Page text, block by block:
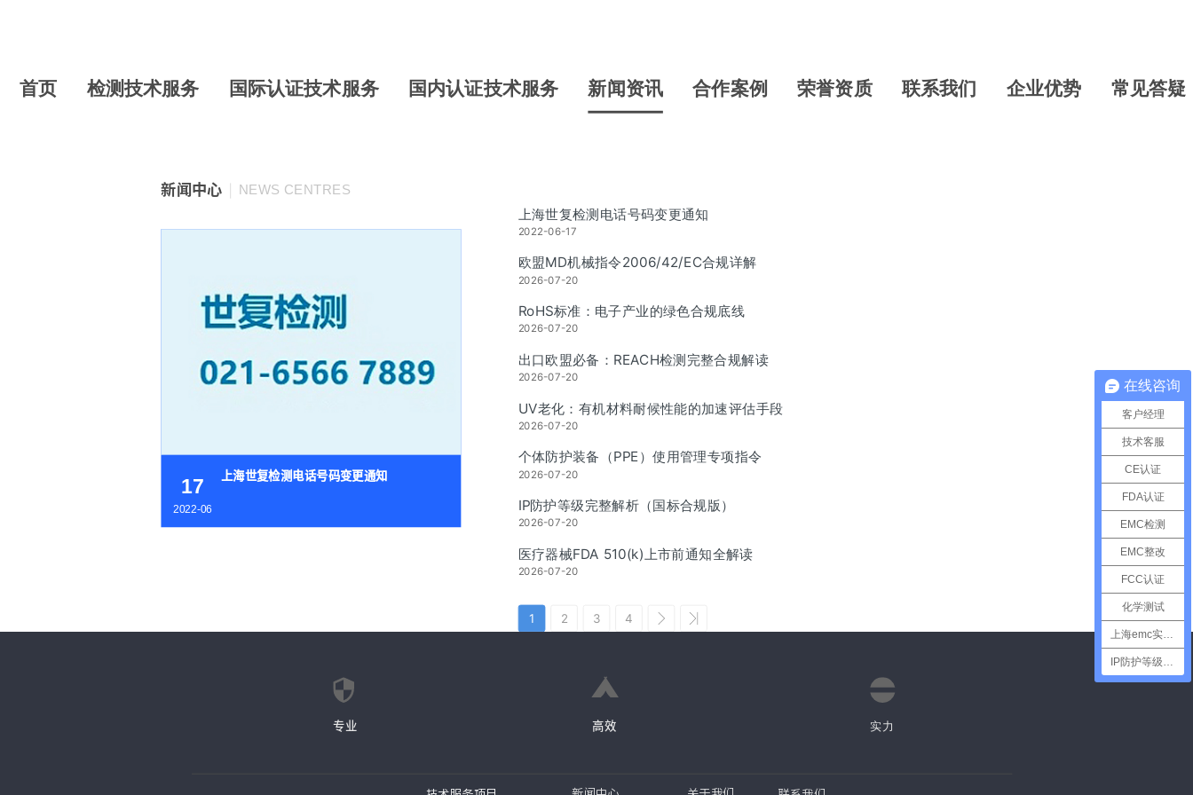
首页 检测技术服务 国际认证技术服务 国内认证技术服务 新闻资讯 合作案例 荣誉资质 联系我们 企业优势 常见答疑
NEWS CENTRES
新闻中心
上海世复检测电话号码变更通知
2022-06-17
欧盟MD机械指令2006/42/EC合规详解
2026-07-20
RoHS标准：电子产业的绿色合规底线
2026-07-20
出口欧盟必备：REACH检测完整合规解读
2026-07-20
UV老化：有机材料耐候性能的加速评估手段
2026-07-20
个体防护装备（PPE）使用管理专项指令
2026-07-20
IP防护等级完整解析（国标合规版）
2026-07-20
医疗器械FDA 510(k)上市前通知全解读
2026-07-20
1 2 3 4
17
2022-06
上海世复检测电话号码变更通知
专业 高效 实力
在线咨询
客户经理
技术客服
CE认证
FDA认证
EMC检测
EMC整改
FCC认证
化学测试
上海emc实验室
IP防护等级测试